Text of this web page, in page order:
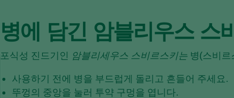
병에 담긴 암블리우스 스
포식성 진드기인 암블리세우스 스비르스키는 병(스비
사용하기 전에 병을 부드럽게 돌리고 흔들어 주세요.
뚜껑의 중앙을 눌러 투약 구멍을 엽니다.